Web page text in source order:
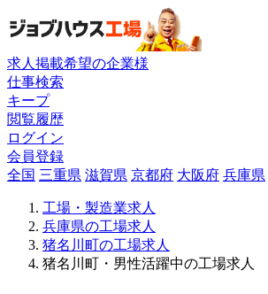
求人掲載希望の企業様
仕事検索
キープ
閲覧履歴
ログイン
会員登録
全国 三重県 滋賀県 京都府 大阪府 兵庫県
工場・製造業求人
兵庫県の工場求人
猪名川町の工場求人
猪名川町・男性活躍中の工場求人